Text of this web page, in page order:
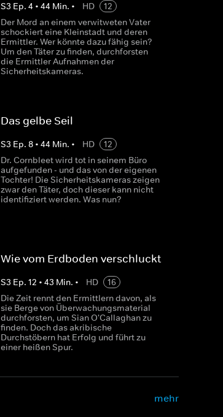
S3 Ep. 4 • 44 Min. • HD
12
Der Mord an einem verwitweten Vater
schockiert eine Kleinstadt und deren
Ermittler. Wer könnte dazu fähig sein?
Um den Täter zu finden, durchforsten
die Ermittler Aufnahmen der
Sicherheitskameras.
Das gelbe Seil
S3 Ep. 8• 44 Min. • HD
12
Dr. Cornbleet wird tot in seinem Büro
aufgefunden - und das von der eigenen
Tochter! Die Sicherheitskameras zeigen
zwar den Täter, doch dieser kann nicht
identifiziert werden. Was nun?
Wie vom Erdboden verschluckt
S3 Ep. 12 • 43 Min. • HD
16
Die Zeit rennt den Ermittlern davon, als
sie Berge von Überwachungsmaterial
durchforsten, um Sian O'Callaghan zu
finden. Doch das akribische
Durchstöbern hat Erfolg und führt zu
einer heißen Spur.
mehr